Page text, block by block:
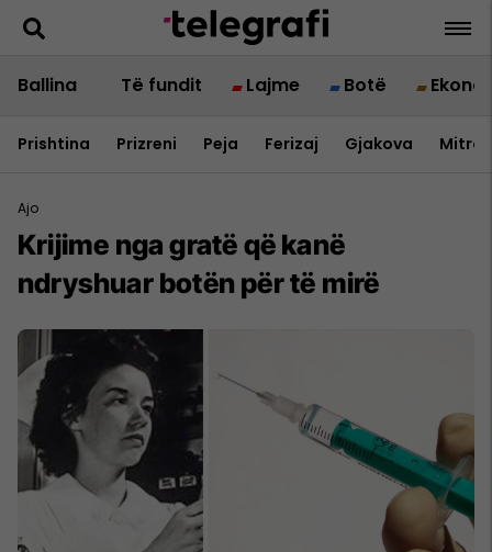
Ballina Të fundit Lajme Botë
Prishtina Prizreni Peja Ferizaj Gjakova
Ajo
Krijime nga gratë që kanë
ndryshuar botën për të mirë